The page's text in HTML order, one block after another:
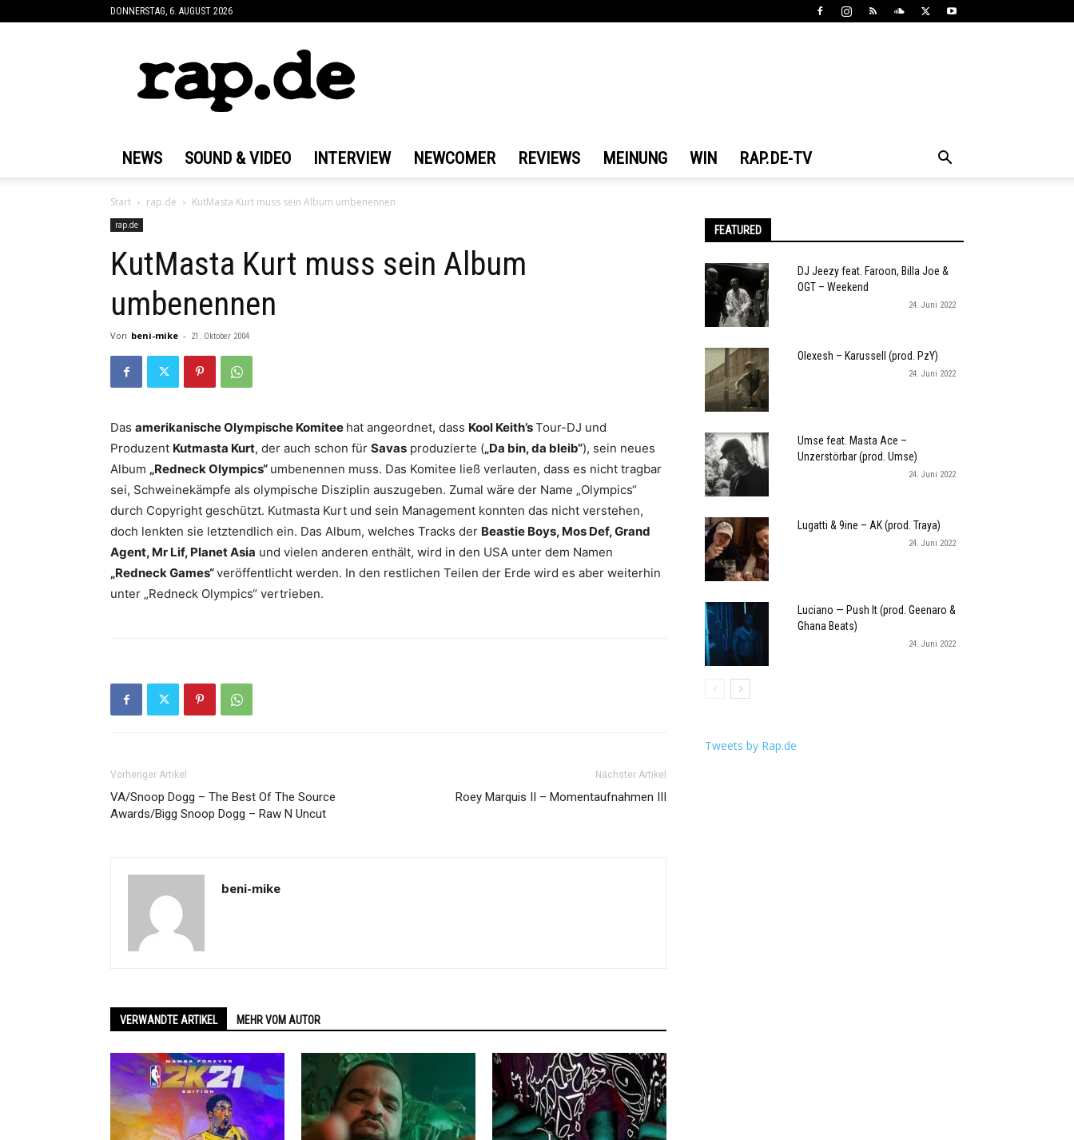
DONNERSTAG, 6. AUGUST 2026
NEWS SOUND & VIDEO INTERVIEW NEWCOMER REVIEWS MEINUNG WIN RAP.DE-TV
Start rap.de KutMasta Kurt muss sein Album umbenennen
rap.de
KutMasta Kurt muss sein Album
umbenennen
Von beni-mike - 21. Oktober 2004
Das amerikanische Olympische Komitee hat angeordnet, dass Kool Keith’sTour-DJ und
Produzent Kutmasta Kurt, der auch schon für Savas produzierte („Da bin, da bleib“), sein neues
Album „Redneck Olympics“ umbenennen muss. Das Komitee ließ verlauten, dass es nicht tragbar
sei, Schweinekämpfe als olympische Disziplin auszugeben. Zumal wäre der Name „Olympics“
durch Copyright geschützt. Kutmasta Kurt und sein Management konnten das nicht verstehen,
doch lenkten sie letztendlich ein. Das Album, welches Tracks der Beastie Boys, Mos Def, Grand
Agent, Mr Lif, Planet Asia und vielen anderen enthält, wird in den USA unter dem Namen
„Redneck Games“veröffentlicht werden. In den restlichen Teilen der Erde wird es aber weiterhin
unter „Redneck Olympics“ vertrieben.
Vorheriger Artikel
VA/Snoop Dogg – The Best Of The Source
Awards/Bigg Snoop Dogg – Raw N Uncut
Nächster Artikel
Roey Marquis II – Momentaufnahmen III
beni-mike
VERWANDTE ARTIKEL MEHR VOM AUTOR
FEATURED
DJ Jeezy feat. Faroon, Billa Joe &
OGT – Weekend
24. Juni 2022
Olexesh – Karussell (prod. PzY)
24. Juni 2022
Umse feat. Masta Ace –
Unzerstörbar (prod. Umse)
24. Juni 2022
Lugatti & 9ine – AK (prod. Traya)
24. Juni 2022
Luciano — Push It (prod. Geenaro &
Ghana Beats)
24. Juni 2022
Tweets by Rap.de